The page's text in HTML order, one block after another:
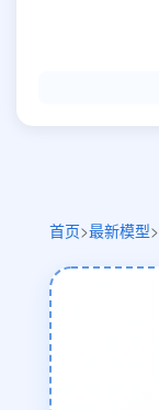
首页>最新模型>